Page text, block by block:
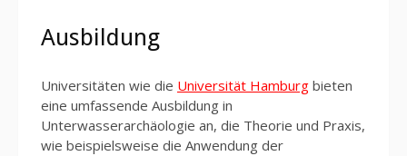
Ausbildung
Universitäten wie die Universität Hamburg bieten
eine umfassende Ausbildung in
Unterwasserarchäologie an, die Theorie und Praxis,
wie beispielsweise die Anwendung der